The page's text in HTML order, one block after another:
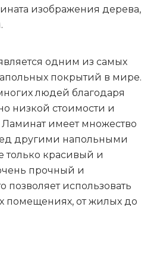
изображения дерева,
одним из самых
покрытий в мире.
людей благодаря
низкой стоимости и
Ламинат имеет множество
другими напольными
только красивый и
прочный и
позволяет использовать
помещениях, от жилых до